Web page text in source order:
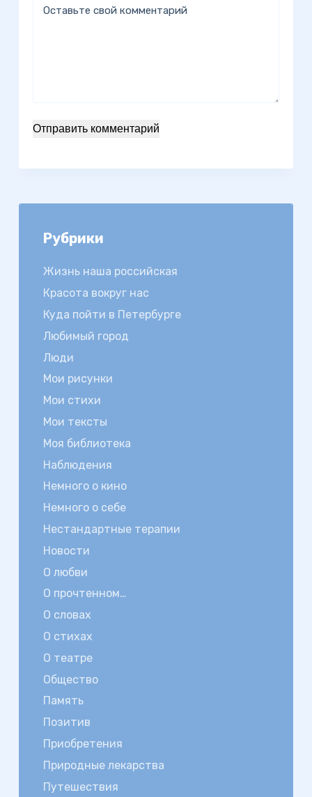
Оставьте свой комментарий
Отправить комментарий
Рубрики
Жизнь наша российская
Красота вокруг нас
Куда пойти в Петербурге
Любимый город
Люди
Мои рисунки
Мои стихи
Мои тексты
Моя библиотека
Наблюдения
Немного о кино
Немного о себе
Нестандартные терапии
Новости
О любви
О прочтенном…
О словах
О стихах
О театре
Общество
Память
Позитив
Приобретения
Природные лекарства
Путешествия